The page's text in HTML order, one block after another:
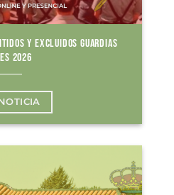
Y EXCLUIDOS GUARDIAS
2026